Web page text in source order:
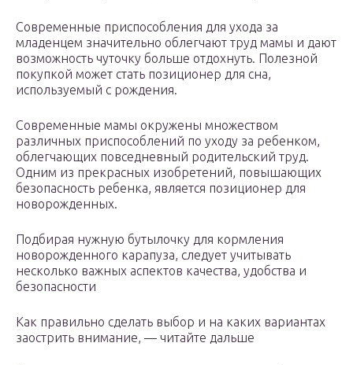
Современные приспособления для ухода за
младенцем значительно облегчают труд мамы и дают
возможность чуточку больше отдохнуть. Полезной
покупкой может стать позиционер для сна,
используемый с рождения.
Современные мамы окружены множеством
различных приспособлений по уходу за ребенком,
облегчающих повседневный родительский труд.
Одним из прекрасных изобретений, повышающих
безопасность ребенка, является позиционер для
новорожденных.
Подбирая нужную бутылочку для кормления
новорожденного карапуза, следует учитывать
несколько важных аспектов качества, удобства и
безопасности
Как правильно сделать выбор и на каких вариантах
заострить внимание, — читайте дальше